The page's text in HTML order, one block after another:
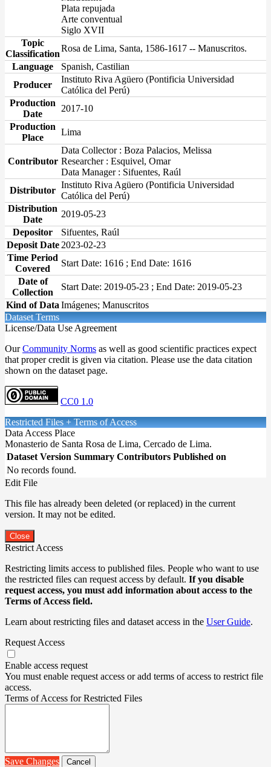
Plata repujada
Arte conventual
Siglo XVII
Topic
Classification
Rosa de Lima, Santa, 1586-1617 -- Manuscritos.
Language
Spanish, Castilian
Producer
Instituto Riva Agüero (Pontificia Universidad
Católica del Perú)
Production
Date
2017-10
Production
Place
Lima
Contributor
Data Collector : Boza Palacios, Melissa
Researcher : Esquivel, Omar
Data Manager : Sifuentes, Raúl
Distributor
Instituto Riva Agüero (Pontificia Universidad
Católica del Perú)
Distribution
Date
2019-05-23
Depositor
Sifuentes, Raúl
Deposit Date 2023-02-23
Time Period
Covered
Start Date: 1616 ; End Date: 1616
Date of
Collection
Start Date: 2019-05-23 ; End Date: 2019-05-23
Kind of Data Imágenes; Manuscritos
Dataset Terms
License/Data Use Agreement
OurCommunity Norms as well as good scientific practices expect
that proper credit is given via citation. Please use the data citation
shown on the dataset page.
CC0 1.0
Restricted Files + Terms of Access
Data Access Place
Monasterio de Santa Rosa de Lima, Cercado de Lima.
Dataset Version Summary Contributors Published on
No records found.
Edit File
This file has already been deleted (or replaced) in the current
version. It may not be edited.
Close
Restrict Access
Restricting limits access to published files. People who want to use
the restricted files can request access by default. If you disable
request access, you must add information about access to the
Terms of Access field.
Learn about restricting files and dataset access in the User Guide.
Request Access
Enable access request
You must enable request access or add terms of access to restrict file
access.
Terms of Access for Restricted Files
Save Changes Cancel